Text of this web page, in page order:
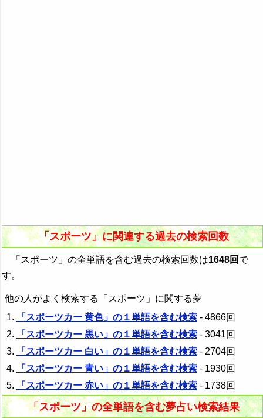
「スポーツ」に関連する過去の検索回数
「スポーツ」の全単語を含む過去の検索回数は1648回 で
す。
他の人がよく検索する「スポーツ」に関する夢
「スポーツカー 黄色」の１単語を含む検索 - 4866回
「スポーツカー 黒い」の１単語を含む検索 - 3041回
「スポーツカー 白い」の１単語を含む検索 - 2704回
「スポーツカー 青い」の１単語を含む検索 - 1930回
「スポーツカー 赤い」の１単語を含む検索 - 1738回
「スポーツ」の全単語を含む夢占い検索結果